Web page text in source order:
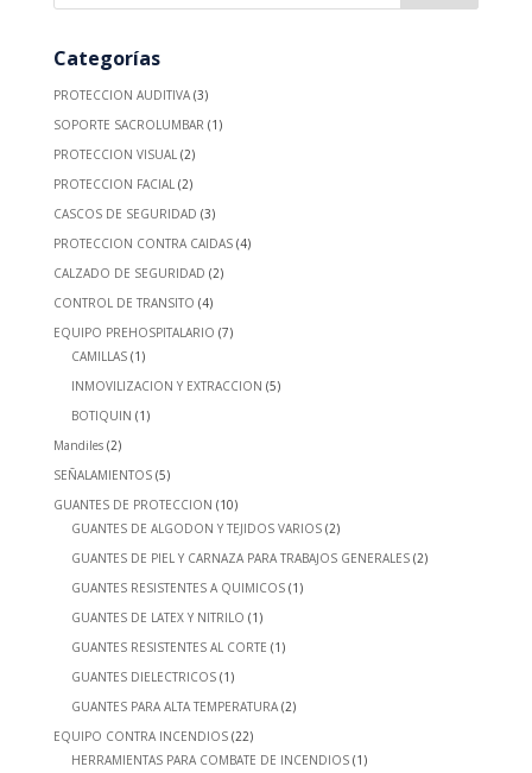
Categorías
PROTECCION AUDITIVA (3)
SOPORTE SACROLUMBAR (1)
PROTECCION VISUAL (2)
PROTECCION FACIAL (2)
CASCOS DE SEGURIDAD (3)
PROTECCION CONTRA CAIDAS (4)
CALZADO DE SEGURIDAD (2)
CONTROL DE TRANSITO (4)
EQUIPO PREHOSPITALARIO (7)
CAMILLAS (1)
INMOVILIZACION Y EXTRACCION (5)
BOTIQUIN (1)
Mandiles (2)
SEÑALAMIENTOS (5)
GUANTES DE PROTECCION (10)
GUANTES DE ALGODON Y TEJIDOS VARIOS (2)
GUANTES DE PIEL Y CARNAZA PARA TRABAJOS GENERALES (2)
GUANTES RESISTENTES A QUIMICOS (1)
GUANTES DE LATEX Y NITRILO (1)
GUANTES RESISTENTES AL CORTE (1)
GUANTES DIELECTRICOS (1)
GUANTES PARA ALTA TEMPERATURA (2)
EQUIPO CONTRA INCENDIOS (22)
HERRAMIENTAS PARA COMBATE DE INCENDIOS (1)